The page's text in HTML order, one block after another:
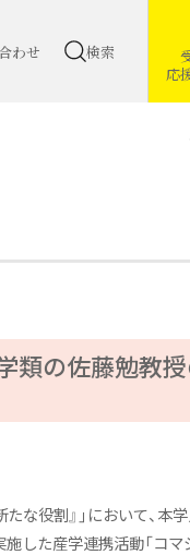
わせ 検索
応
類の佐藤勉教
な役割』」において、
した産学連携活動「コ